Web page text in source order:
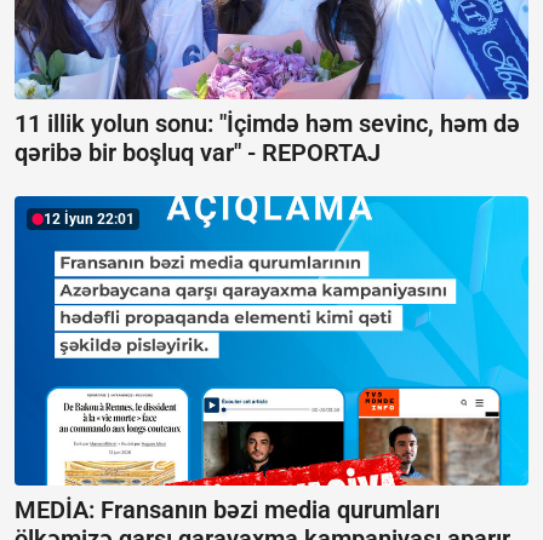
11 illik yolun sonu: "İçimdə həm sevinc, həm də
qəribə bir boşluq var" - REPORTAJ
12 İyun 22:01
MEDİA: Fransanın bəzi media qurumları